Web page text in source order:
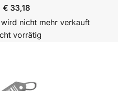
€ 33,18
nicht mehr verkauft
vorrätig